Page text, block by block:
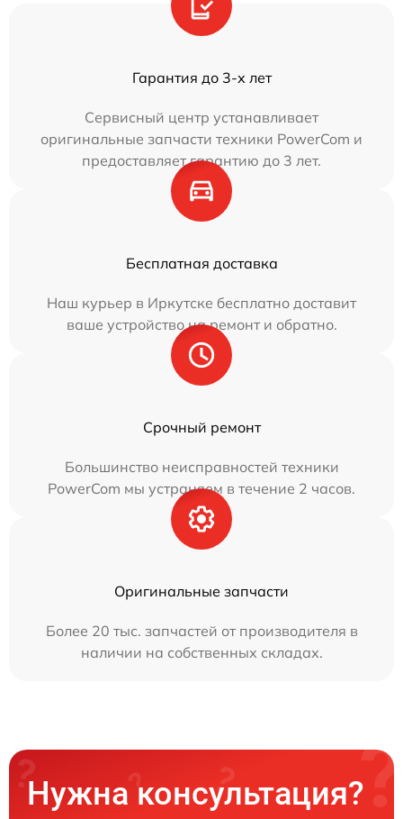
Гарантия до 3-х лет
Сервисный центр устанавливает
оригинальные запчасти техники PowerCom и
предоставляет гарантию до 3 лет.
Бесплатная доставка
Наш курьер в Иркутске бесплатно доставит
ваше устройство на ремонт и обратно.
Срочный ремонт
Большинство неисправностей техники
PowerCom мы устраняем в течение 2 часов.
Оригинальные запчасти
Более 20 тыс. запчастей от производителя в
наличии на собственных складах.
Нужна консультация?